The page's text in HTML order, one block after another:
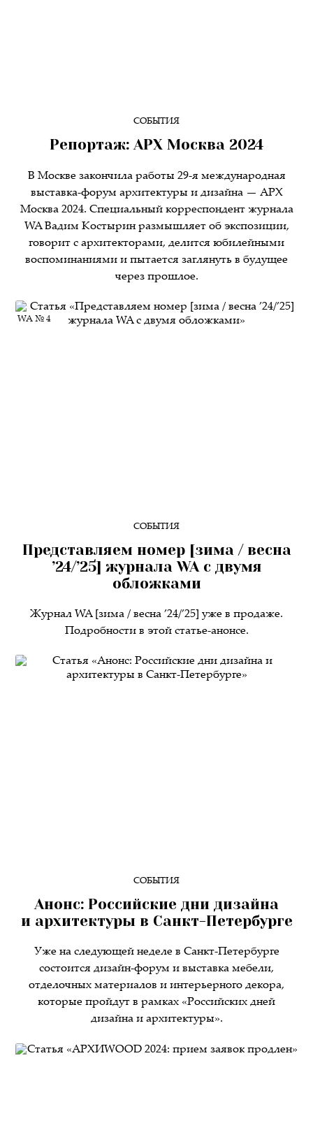
СОБЫТИЯ
Репортаж: АРХ Москва 2024
В Москве закончила работы 29-я международная
выставка-форум архитектуры и дизайна — АРХ
Москва 2024. Специальный корреспондент журнала
WA Вадим Костырин размышляет об экспозиции,
говорит с архитекторами, делится юбилейными
воспоминаниями и пытается заглянуть в будущее
через прошлое.
WA № 4
СОБЫТИЯ
Представляем номер [зима / весна
’24/’25] журнала WA с двумя
обложками
Журнал WA [зима / весна ’24/’25] уже в продаже.
Подробности в этой статье-анонсе.
СОБЫТИЯ
Анонс: Российские дни дизайна
и архитектуры в Санкт-Петербурге
Уже на следующей неделе в Санкт-Петербурге
состоится дизайн-форум и выставка мебели,
отделочных материалов и интерьерного декора,
которые пройдут в рамках «Российских дней
дизайна и архитектуры».